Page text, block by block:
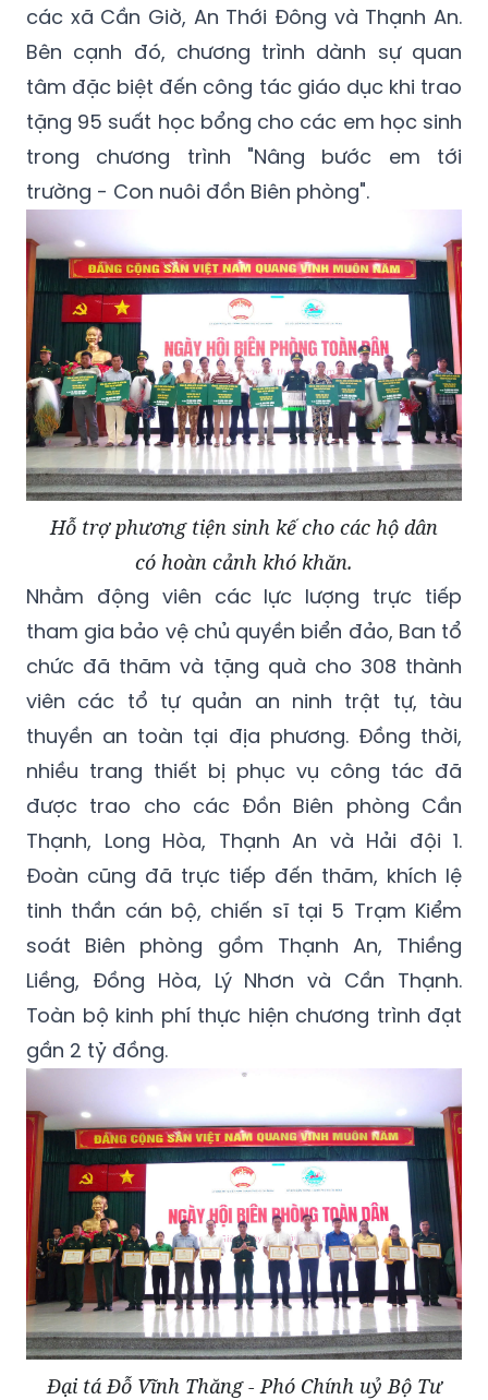
các xã Cần Giờ, An Thới Đông và Thạnh An.
Bên cạnh đó, chương trình dành sự quan
tâm đặc biệt đến công tác giáo dục khi trao
tặng 95 suất học bổng cho các em học sinh
trong chương trình "Nâng bước em tới
trường - Con nuôi đồn Biên phòng".
Hỗ trợ phương tiện sinh kế cho các hộ dân
có hoàn cảnh khó khăn.
Nhằm động viên các lực lượng trực tiếp
tham gia bảo vệ chủ quyền biển đảo, Ban tổ
chức đã thăm và tặng quà cho 308 thành
viên các tổ tự quản an ninh trật tự, tàu
thuyền an toàn tại địa phương. Đồng thời,
nhiều trang thiết bị phục vụ công tác đã
được trao cho các Đồn Biên phòng Cần
Thạnh, Long Hòa, Thạnh An và Hải đội 1.
Đoàn cũng đã trực tiếp đến thăm, khích lệ
tinh thần cán bộ, chiến sĩ tại 5 Trạm Kiểm
soát Biên phòng gồm Thạnh An, Thiềng
Liềng, Đồng Hòa, Lý Nhơn và Cần Thạnh.
Toàn bộ kinh phí thực hiện chương trình đạt
gần 2 tỷ đồng.
Đại tá Đỗ Vĩnh Thăng - Phó Chính uỷ Bộ Tư